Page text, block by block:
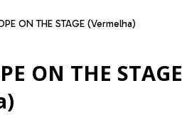
ON THE STAGE (Vermelha)
ON THE STAGE